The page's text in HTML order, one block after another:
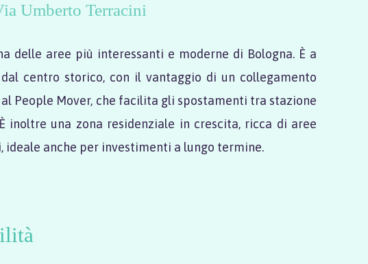
Umberto Terracini
delle aree più interessanti e moderne di Bologna. È a
centro storico, con il vantaggio di un collegamento
People Mover, che facilita gli spostamenti tra stazione
inoltre una zona residenziale in crescita, ricca di aree
ideale anche per investimenti a lungo termine.